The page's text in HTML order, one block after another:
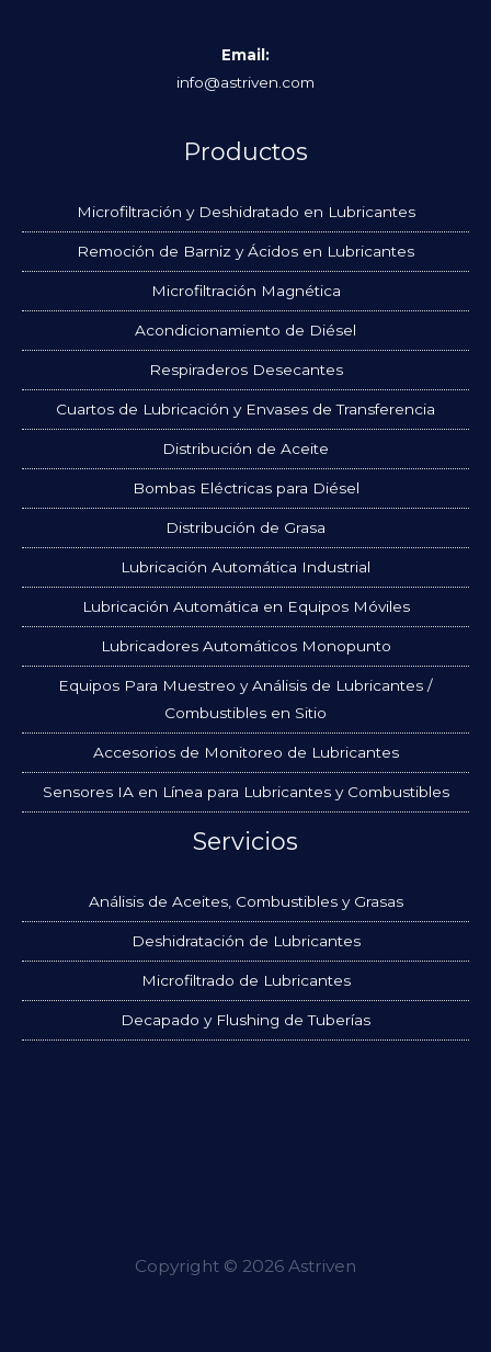
Email:
info@astriven.com
Productos
Microfiltración y Deshidratado en Lubricantes
Remoción de Barniz y Ácidos en Lubricantes
Microfiltración Magnética
Acondicionamiento de Diésel
Respiraderos Desecantes
Cuartos de Lubricación y Envases de Transferencia
Distribución de Aceite
Bombas Eléctricas para Diésel
Distribución de Grasa
Lubricación Automática Industrial
Lubricación Automática en Equipos Móviles
Lubricadores Automáticos Monopunto
Equipos Para Muestreo y Análisis de Lubricantes /
Combustibles en Sitio
Accesorios de Monitoreo de Lubricantes
Sensores IA en Línea para Lubricantes y Combustibles
Servicios
Análisis de Aceites, Combustibles y Grasas
Deshidratación de Lubricantes
Microfiltrado de Lubricantes
Decapado y Flushing de Tuberías
Copyright © 2026 Astriven